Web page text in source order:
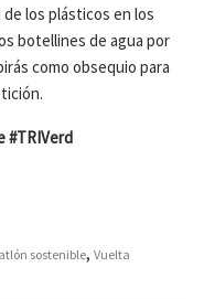
los plásticos en los
botellines de agua por
como obsequio para
#TRIVerd
sostenible,Vuelta